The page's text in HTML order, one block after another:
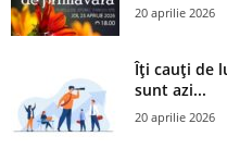
20 aprilie 2026
Îți cauți de
sunt azi...
20 aprilie 2026